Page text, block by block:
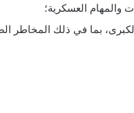
والمهام العسكرية؛
الكبرى، بما في ذلك